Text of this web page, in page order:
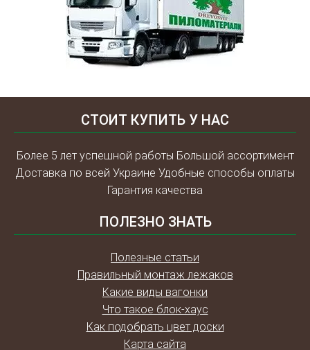
СТОИТ КУПИТЬ У НАС
Более 5 лет успешной работы Большой ассортимент
Доставка по всей Украине Удобные способы оплаты
Гарантия качества
ПОЛЕЗНО ЗНАТЬ
Полезные статьи
Правильный монтаж лежаков
Какие виды вагонки
Что такое блок-хаус
Как подобрать цвет доски
Карта сайта